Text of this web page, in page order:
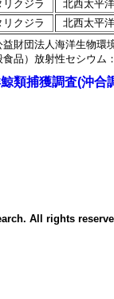
リクジラ
北西太平洋
リクジラ
北西太平洋
財団法人海洋生物環
食品）放射性セシウ
類捕獲調査(沖
All rights